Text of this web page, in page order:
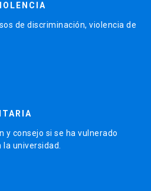
de discriminación, violencia de
y consejo si se ha vulnerado
la universidad.